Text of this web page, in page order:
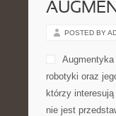
POSTED BY
robotyki oraz
którzy
nie jest